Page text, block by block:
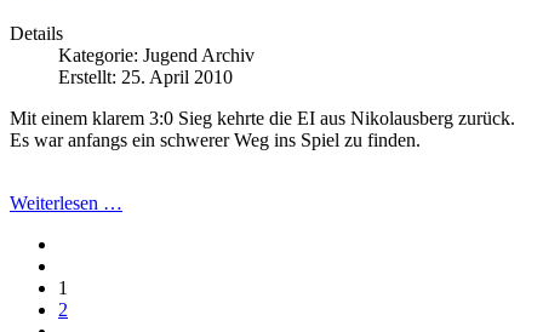
Details
Kategorie: Jugend Archiv
Erstellt: 25. April 2010
Mit einem klarem 3:0 Sieg kehrte die EI aus Nikolausberg zurück.
Es war anfangs ein schwerer Weg ins Spiel zu finden.
Weiterlesen …
1
2